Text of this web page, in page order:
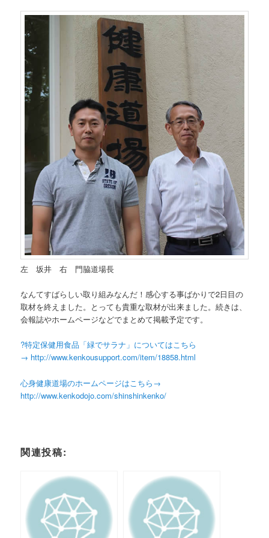
左 坂井 右 門脇道場長
なんてすばらしい取り組みなんだ！感心する事ばかりで2日目の
取材を終えました。とっても貴重な取材が出来ました。続きは、
会報誌やホームページなどでまとめて掲載予定です。
?特定保健用食品「緑でサラナ」についてはこちら
→ http://www.kenkousupport.com/item/18858.html
心身健康道場のホームページはこちら→
http://www.kenkodojo.com/shinshinkenko/
関連投稿: